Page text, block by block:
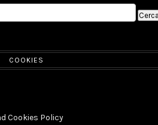
COOKIES
Cookies Policy